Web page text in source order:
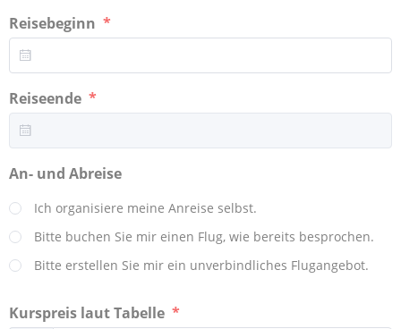
Reisebeginn
Reiseende
An- und Abreise
Ich organisiere meine Anreise selbst.
Bitte buchen Sie mir einen Flug, wie bereits besprochen.
Bitte erstellen Sie mir ein unverbindliches Flugangebot.
Kurspreis laut Tabelle